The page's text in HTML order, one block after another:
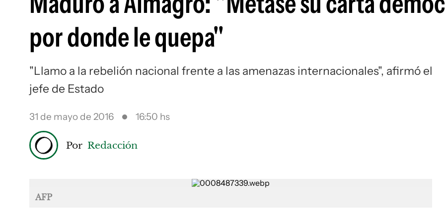
por donde le quepa"
"Llamo a la rebelión nacional frente a las amenazas internacionales", afirmó el
jefe de Estado
31 de mayo de 2016 16:50 hs
Por Redacción
AFP